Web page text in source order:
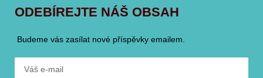
ODEBÍREJTE NÁŠ OBSAH
Budeme vás zasílat nové příspěvky emailem.